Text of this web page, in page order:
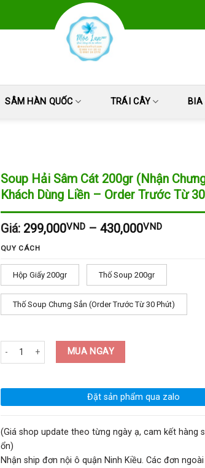
SÂM HÀN QUỐC TRÁI CÂY BIA
Soup Hải Sâm Cát 200gr (Nhận
Khách Dùng Liền – Order Trước Từ
Giá: 299,000VND– 430,000VND
QUY CÁCH
Hộp Giấy 200gr Thố Soup 200gr
Thố Soup Chưng Sẳn (Order Trước Từ 30 Phút)
Soup Hải Sâm Cát 200gr (Nhận Chưng Sẳn Cho Khách
MUA NGAY
Đặt sản phẩm qua zalo
(Giá shop update theo từng ngày ạ, cam kết hàng
ổn)
Nhận ship đơn nội ô quận Ninh Kiều. Các đơn